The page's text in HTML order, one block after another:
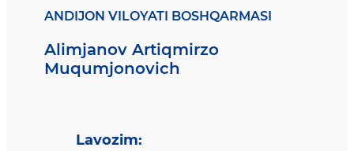
ANDIJON VILOYATI BOSHQARMASI
Alimjanov Artiqmirzo
Muqumjonovich
Lavozim: